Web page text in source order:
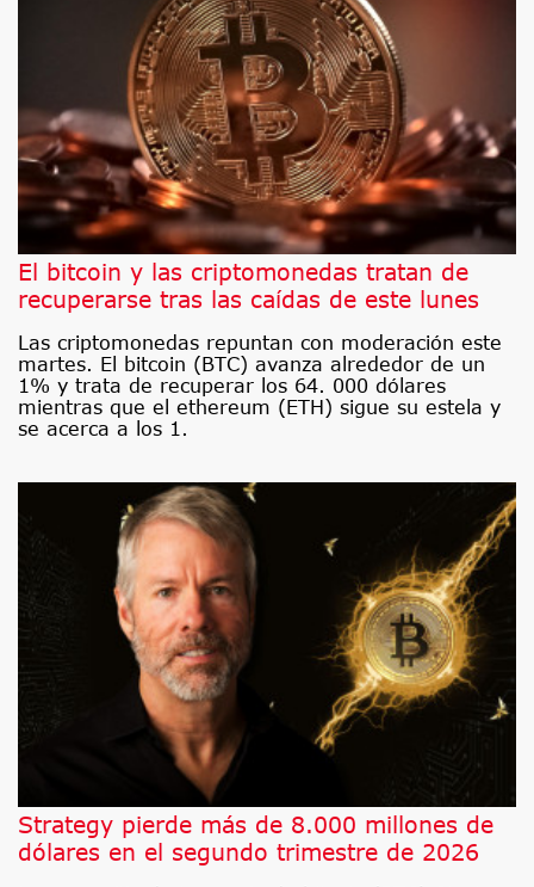
El bitcoin y las criptomonedas tratan de
recuperarse tras las caídas de este lunes
Las criptomonedas repuntan con moderación este
martes. El bitcoin (BTC) avanza alrededor de un
1% y trata de recuperar los 64. 000 dólares
mientras que el ethereum (ETH) sigue su estela y
se acerca a los 1.
Strategy pierde más de 8.000 millones de
dólares en el segundo trimestre de 2026